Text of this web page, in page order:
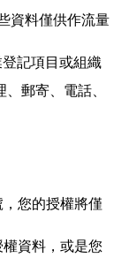
資料僅供作流量
記項目或組織
郵寄、電話、
您的授權將僅
資料，或是您